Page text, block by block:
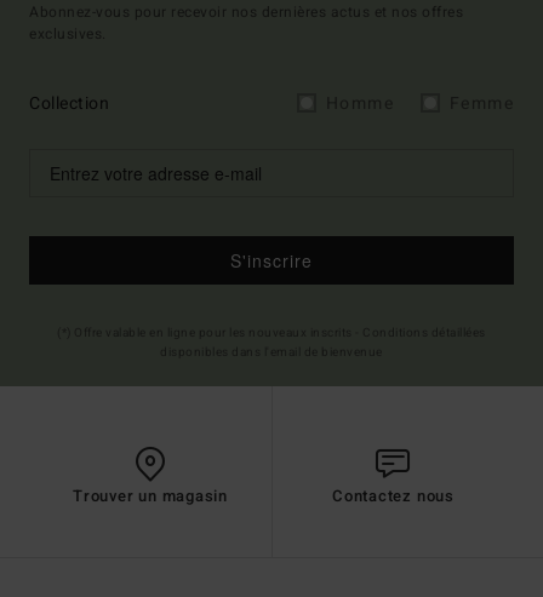
Abonnez-vous pour recevoir nos dernières actus et nos offres
exclusives.
Collection
S'inscrire
Trouver un magasin Contactez nous